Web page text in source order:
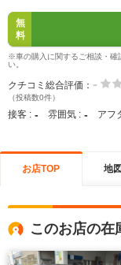
無
料
※車の購入に関するご相談・確
い。
クチコミ総合評価： -
（投稿数0件）
接客 : - 雰囲気 : - アフ
お店TOP 地
このお店の在